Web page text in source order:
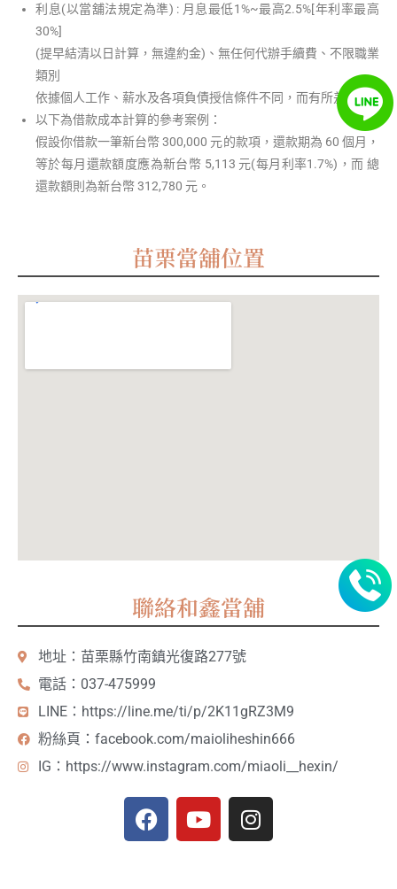
利息(以當舖法規定為準) : 月息最低1%~最高2.5%[年利率最高
30%]
(提早結清以日計算，無違約金)、無任何代辦手續費、不限職業
類別
依據個人工作、薪水及各項負債授信條件不同，而有所差異。
以下為借款成本計算的參考案例：
假設你借款一筆新台幣 300,000 元的款項，還款期為 60 個月，
等於每月還款額度應為新台幣 5,113 元(每月利率1.7%)，而 總
還款額則為新台幣 312,780 元。
苗栗當舖位置
聯絡和鑫當舖
地址：苗栗縣竹南鎮光復路277號
電話：037-475999
LINE：https://line.me/ti/p/2K11gRZ3M9
粉絲頁：facebook.com/maioliheshin666
IG：https://www.instagram.com/miaoli__hexin/